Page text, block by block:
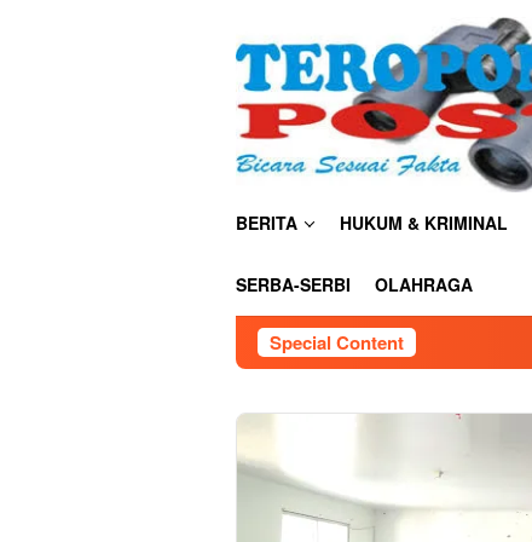
BERITA HUKUM & KRIMINAL
SERBA-SERBI OLAHRAGA
Special Content